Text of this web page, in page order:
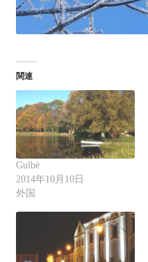
関連
Gulbė
2014年10月10日
外国